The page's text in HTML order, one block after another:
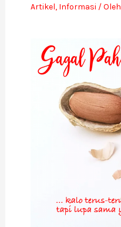
Artikel, Informasi / Oleh